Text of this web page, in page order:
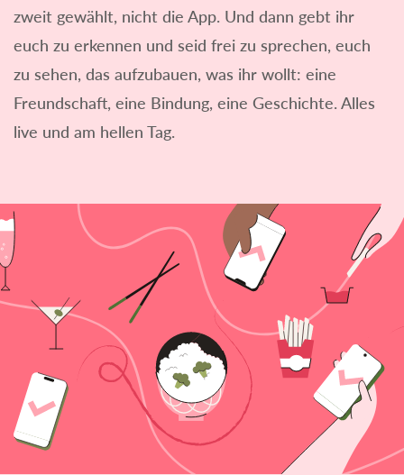
zweit gewählt, nicht die App. Und dann gebt ihr
euch zu erkennen und seid frei zu sprechen, euch
zu sehen, das aufzubauen, was ihr wollt: eine
Freundschaft, eine Bindung, eine Geschichte. Alles
live und am hellen Tag.